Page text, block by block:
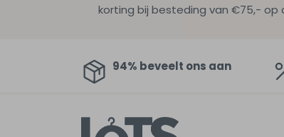
korting bij besteding van €75,- op
94% beveelt ons aan